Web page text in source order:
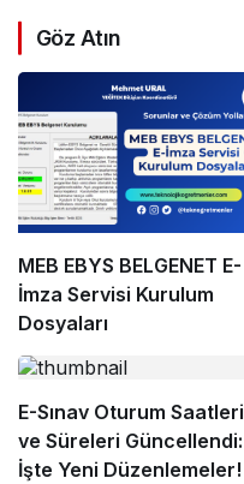
Göz Atın
MEB EBYS BELGENET E-
İmza Servisi Kurulum
Dosyaları
E-Sınav Oturum Saatleri
ve Süreleri Güncellendi:
İşte Yeni Düzenlemeler!